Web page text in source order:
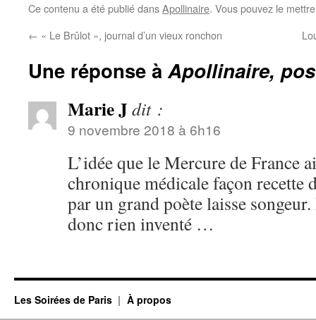
Ce contenu a été publié dansApollinaire. Vous pouvez le
← « Le Brûlot », journal d’un vieux ronchon
Une réponse àApollinaire,
Marie Jdit :
9 novembre 2018 à 6h16
L’idée que le Mercure de France
chronique médicale façon recette
par un grand poète laisse
donc rien inventé …
Les Soirées de Paris À propos